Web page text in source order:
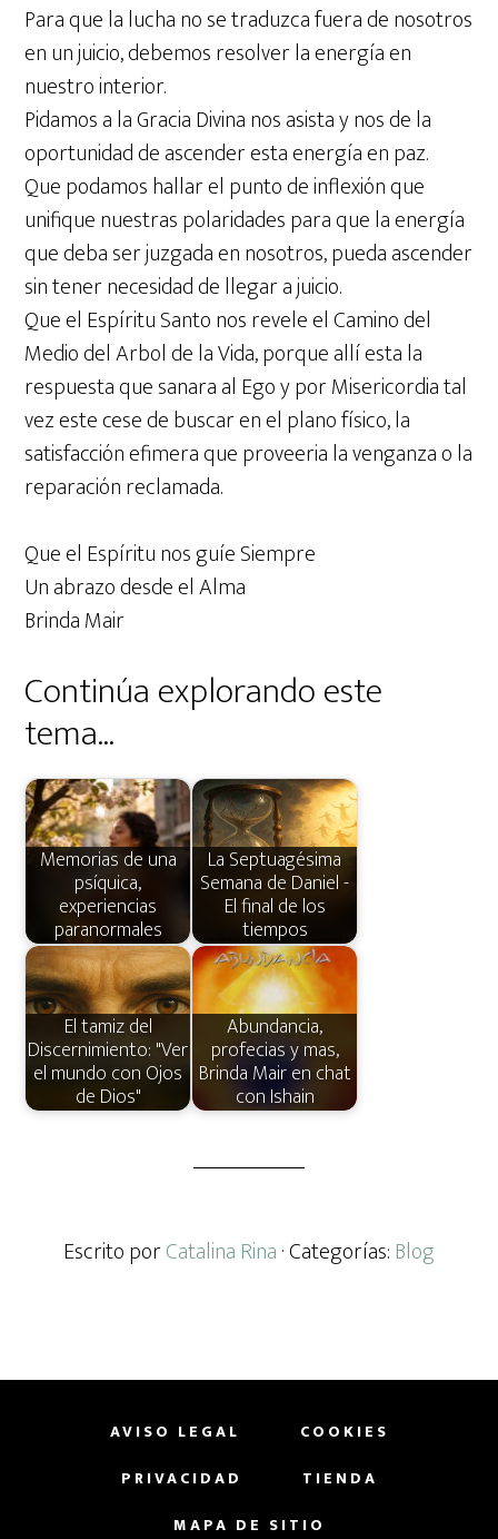
Para que la lucha no se traduzca fuera de nosotros
en un juicio, debemos resolver la energía en
nuestro interior.
Pidamos a la Gracia Divina nos asista y nos de la
oportunidad de ascender esta energía en paz.
Que podamos hallar el punto de inflexión que
unifique nuestras polaridades para que la energía
que deba ser juzgada en nosotros, pueda ascender
sin tener necesidad de llegar a juicio.
Que el Espíritu Santo nos revele el Camino del
Medio del Arbol de la Vida, porque allí esta la
respuesta que sanara al Ego y por Misericordia tal
vez este cese de buscar en el plano físico, la
satisfacción efimera que proveeria la venganza o la
reparación reclamada.
Que el Espíritu nos guíe Siempre
Un abrazo desde el Alma
Brinda Mair
Continúa explorando este
tema...
Memorias de una
psíquica,
experiencias
paranormales
La Septuagésima
Semana de Daniel -
El final de los
tiempos
El tamiz del
Discernimiento: "Ver
el mundo con Ojos
de Dios"
Abundancia,
profecias y mas,
Brinda Mair en chat
con Ishain
Escrito porCatalina Rina· Categorías: Blog
AVISO LEGAL
COOKIES
PRIVACIDAD
TIENDA
MAPA DE SITIO